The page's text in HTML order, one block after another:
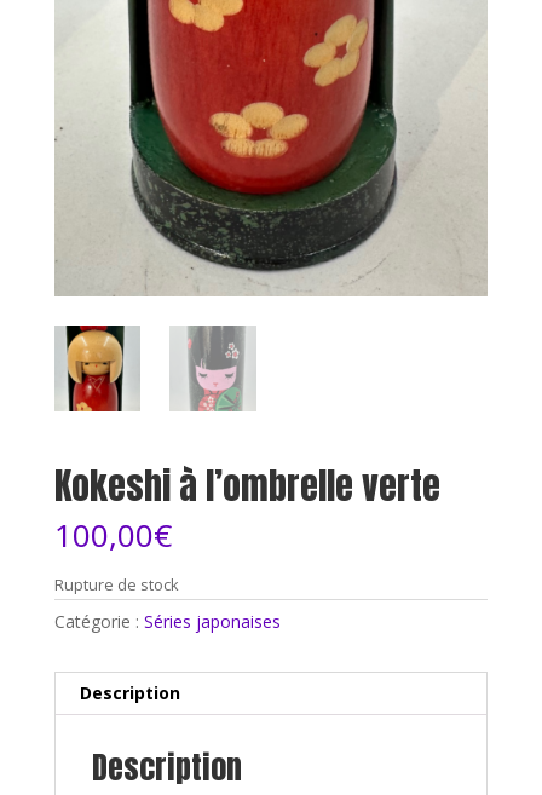
Kokeshi à l’ombrelle verte
100,00€
Rupture de stock
Catégorie : Séries japonaises
Description
Description